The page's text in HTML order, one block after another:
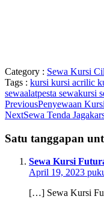
Category : Sewa Kursi
Tags : kursi kursi acrilic
sewaalatpesta sewakursi
PreviousPenyewaan
NextSewa Tenda
Satu tanggapan
Sewa Kursi
April 19, 2023
[…] Sewa Kursi